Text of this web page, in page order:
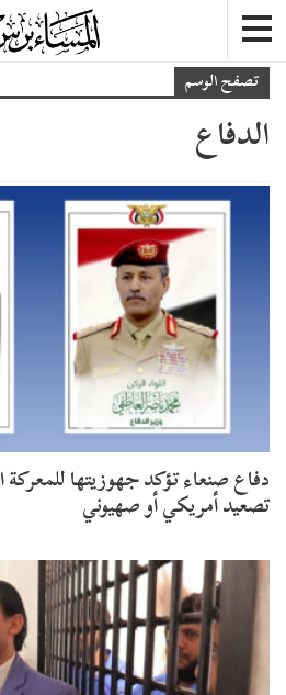
تصفح الوسم
الدفاع
دفاع صنعاء تؤكد جهوزيتها
تصعيد أمريكي أو صهيوني